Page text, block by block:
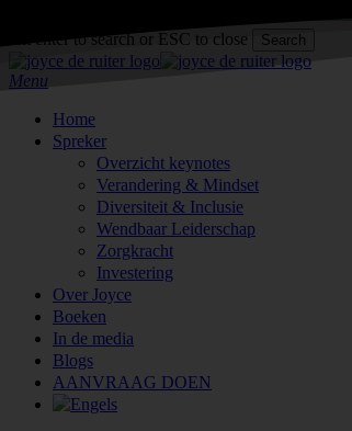
main
content
Hit enter to search or ESC to close Search
Close
Search
Menu
Home
Spreker
Overzicht keynotes
Verandering & Mindset
Diversiteit & Inclusie
Wendbaar Leiderschap
Zorgkracht
Investering
Over Joyce
Boeken
In de media
Blogs
AANVRAAG DOEN